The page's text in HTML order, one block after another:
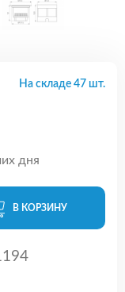
На складе 47 шт.
дня
В КОРЗИНУ